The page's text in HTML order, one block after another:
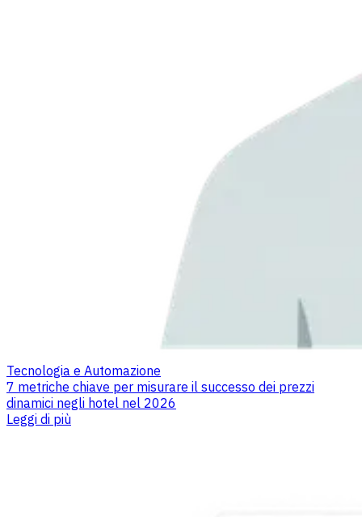
Tecnologia e Automazione
7 metriche chiave per misurare il successo dei prezzi
dinamici negli hotel nel 2026
Leggi di più